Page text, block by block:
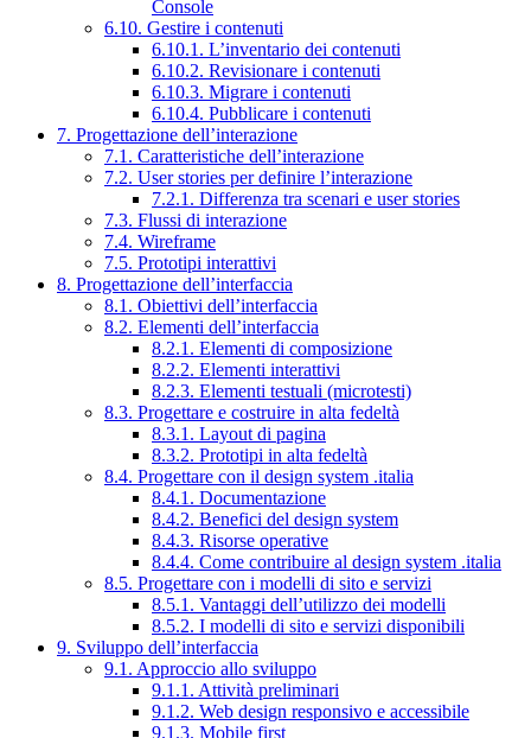
Console
6.10. Gestire i contenuti
6.10.1. L’inventario dei contenuti
6.10.2. Revisionare i contenuti
6.10.3. Migrare i contenuti
6.10.4. Pubblicare i contenuti
7. Progettazione dell’interazione
7.1. Caratteristiche dell’interazione
7.2. User stories per definire l’interazione
7.2.1. Differenza tra scenari e user stories
7.3. Flussi di interazione
7.4. Wireframe
7.5. Prototipi interattivi
8. Progettazione dell’interfaccia
8.1. Obiettivi dell’interfaccia
8.2. Elementi dell’interfaccia
8.2.1. Elementi di composizione
8.2.2. Elementi interattivi
8.2.3. Elementi testuali (microtesti)
8.3. Progettare e costruire in alta fedeltà
8.3.1. Layout di pagina
8.3.2. Prototipi in alta fedeltà
8.4. Progettare con il design system .italia
8.4.1. Documentazione
8.4.2. Benefici del design system
8.4.3. Risorse operative
8.4.4. Come contribuire al design system .italia
8.5. Progettare con i modelli di sito e servizi
8.5.1. Vantaggi dell’utilizzo dei modelli
8.5.2. I modelli di sito e servizi disponibili
9. Sviluppo dell’interfaccia
9.1. Approccio allo sviluppo
9.1.1. Attività preliminari
9.1.2. Web design responsivo e accessibile
9.1.3. Mobile first